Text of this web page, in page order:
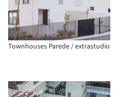
Townhouses Parede / extrastudio